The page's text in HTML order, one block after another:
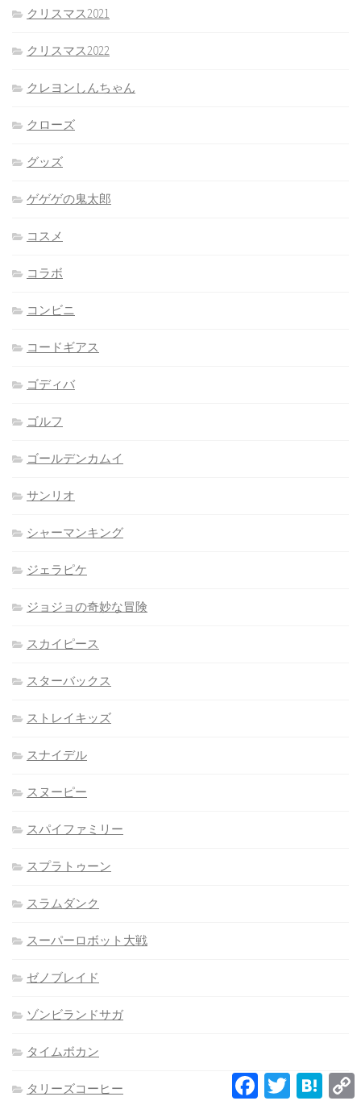
クリスマス2021
クリスマス2022
クレヨンしんちゃん
クローズ
グッズ
ゲゲゲの鬼太郎
コスメ
コラボ
コンビニ
コードギアス
ゴディバ
ゴルフ
ゴールデンカムイ
サンリオ
シャーマンキング
ジェラピケ
ジョジョの奇妙な冒険
スカイピース
スターバックス
ストレイキッズ
スナイデル
スヌーピー
スパイファミリー
スプラトゥーン
スラムダンク
スーパーロボット大戦
ゼノブレイド
ゾンビランドサガ
タイムボカン
タリーズコーヒー
FacebookTwitter Hatena